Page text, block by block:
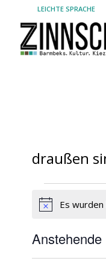
LEICHTE SPRACHE
draußen
Hinweis
Es
Anstehende